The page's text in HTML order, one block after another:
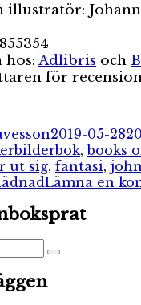
illustratör:
hos: Adlibris och
för
2019-05-28
Etiketter
bilderbok,books
ut sig, fantasi,
Lämna en
Sök